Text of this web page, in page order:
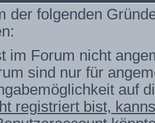
der folgenden
im Forum nicht
sind nur für
auf
registriert bist,